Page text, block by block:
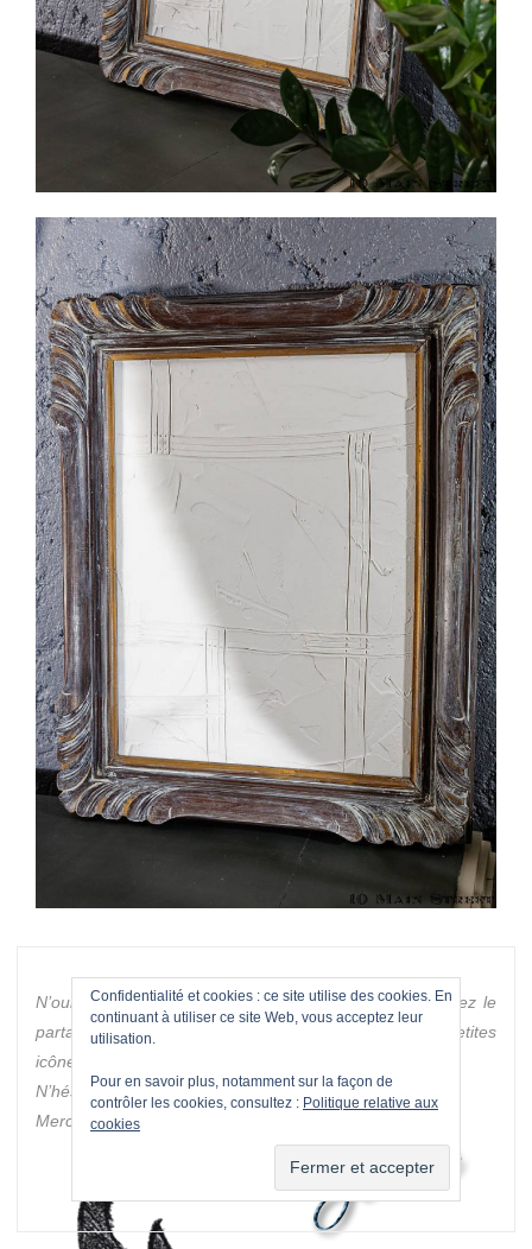
N’oubliez pas que si cet article vous a plu, vous pouvez le
partager sur les réseaux sociaux en cliquant sur les petites
icônes ou le faire lire à vos proches.
N’hésitez pas à me laisser un petit commentaire.
Merci de votre visite !
Confidentialité et cookies : ce site utilise des cookies. En
continuant à utiliser ce site Web, vous acceptez leur
utilisation.
Pour en savoir plus, notamment sur la façon de
contrôler les cookies, consultez : Politique relative aux
cookies